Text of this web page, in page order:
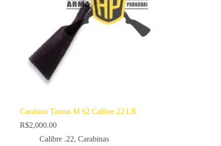
Carabina Taurus M 62 Calibre 22 LR
R$2,000.00
Calibre .22, Carabinas